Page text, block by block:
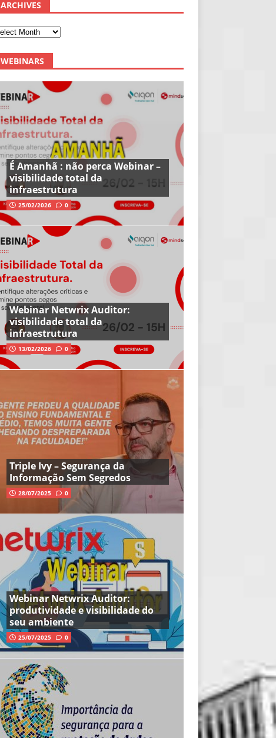
ARCHIVES
WEBINARS
É Amanhã : não perca Webinar –
visibilidade total da
infraestrutura
25/02/2026 0
Webinar Netwrix Auditor:
visibilidade total da
infraestrutura
13/02/2026 0
Triple Ivy – Segurança da
Informação Sem Segredos
28/07/2025 0
Webinar Netwrix Auditor:
produtividade e visibilidade do
seu ambiente
25/07/2025 0